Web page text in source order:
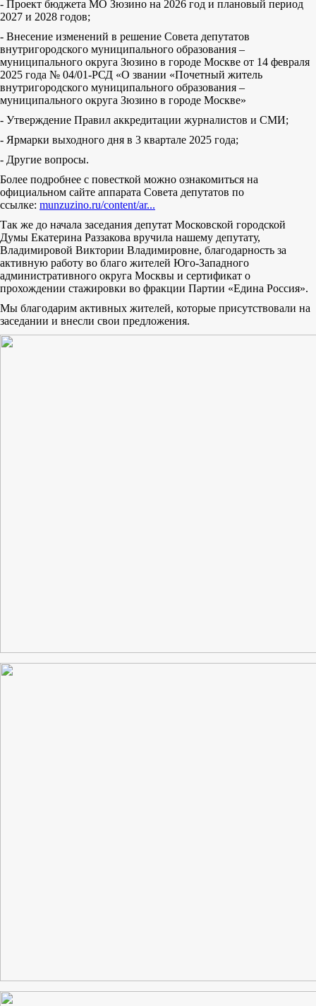
- Проект бюджета МО Зюзино на 2026 год и плановый период
2027 и 2028 годов;
- Внесение изменений в решение Совета депутатов
внутригородского муниципального образования –
муниципального округа Зюзино в городе Москве от 14 февраля
2025 года № 04/01-РСД «О звании «Почетный житель
внутригородского муниципального образования –
муниципального округа Зюзино в городе Москве»
- Утверждение Правил аккредитации журналистов и СМИ;
- Ярмарки выходного дня в 3 квартале 2025 года;
- Другие вопросы.
Более подробнее с повесткой можно ознакомиться на
официальном сайте аппарата Совета депутатов по
ссылке: munzuzino.ru/content/ar...
Так же до начала заседания депутат Московской городской
Думы Екатерина Раззакова вручила нашему депутату,
Владимировой Виктории Владимировне, благодарность за
активную работу во благо жителей Юго-Западного
административного округа Москвы и сертификат о
прохождении стажировки во фракции Партии «Едина Россия».
Мы благодарим активных жителей, которые присутствовали на
заседании и внесли свои предложения.